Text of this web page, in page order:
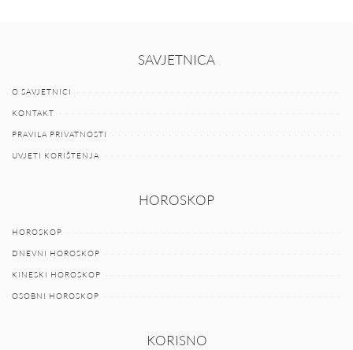
SAVJETNICA
O SAVJETNICI
KONTAKT
PRAVILA PRIVATNOSTI
UVJETI KORIŠTENJA
HOROSKOP
HOROSKOP
DNEVNI HOROSKOP
KINESKI HOROSKOP
OSOBNI HOROSKOP
KORISNO